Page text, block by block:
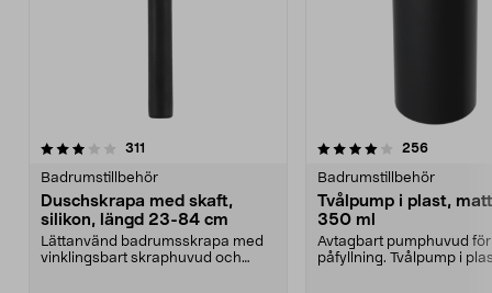
311
Badrumstillbehör
Duschskrapa med skaft,
silikon, längd 23-84 cm
Lättanvänd badrumsskrapa med
vinklingsbart skraphuvud och
4.0 av 5 stjärnor 256
Badrumstillbehör
Tvålpump i plast,
350 ml
Avtagbart pumphuvud
påfyllning. Tvålpump i
3.5 av 5 stjärnor